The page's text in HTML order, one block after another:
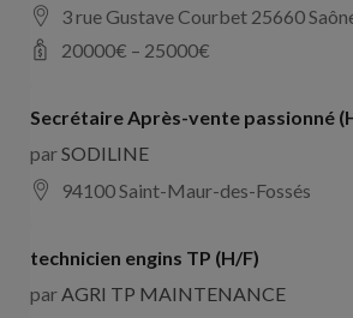
3 rue Gustave Courbet 25660
20000€ – 25000€
Secrétaire Après-vente passionné
parSODILINE
94100 Saint-Maur-des-Fossés
technicien engins TP (H/F)
parAGRI TP MAINTENANCE